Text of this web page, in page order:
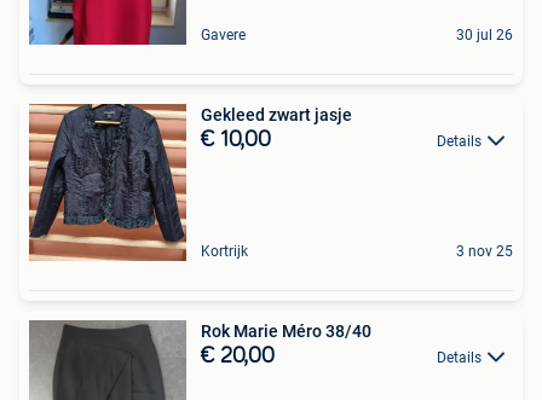
Gavere 30 jul 26
Gekleed zwart jasje
€ 10,00 Details
Kortrijk 3 nov 25
Rok Marie Méro 38/40
€ 20,00 Details